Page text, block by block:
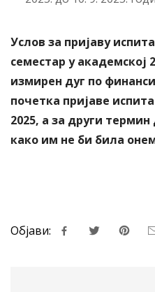
Услов за пријаву
семестар у академској
измирен дуг по
почетка пријаве
2025, а за други термин
како им не би била
Објави: